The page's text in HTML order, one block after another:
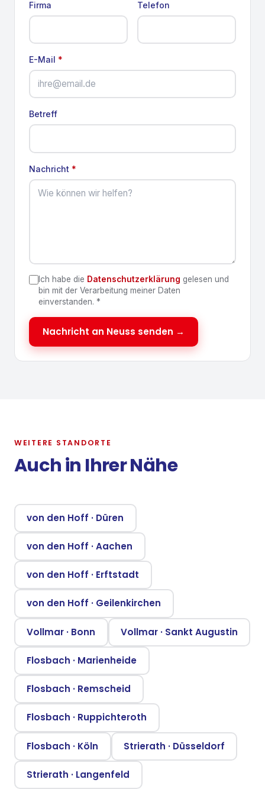
Firma Telefon
E-Mail *
Betreff
Nachricht *
Ich habe die Datenschutzerklärung gelesen und
bin mit der Verarbeitung meiner Daten
einverstanden. *
Nachricht an Neuss senden →
WEITERE STANDORTE
Auch in Ihrer Nähe
von den Hoff · Düren
von den Hoff ·Aachen
von den Hoff · Erftstadt
von den Hoff · Geilenkirchen
Vollmar · Bonn Vollmar· Sankt Augustin
Flosbach · Marienheide
Flosbach · Remscheid
Flosbach · Ruppichteroth
Flosbach · Köln Strierath · Düsseldorf
Strierath · Langenfeld